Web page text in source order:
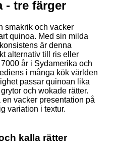
- tre färger
smakrik och vacker
quinoa. Med sin milda
är denna
alternativ till ris eller
år i Sydamerika och
i många kök världen
passar quinoan lika
och wokade rätter.
vacker presentation på
variation i textur.
kalla rätter